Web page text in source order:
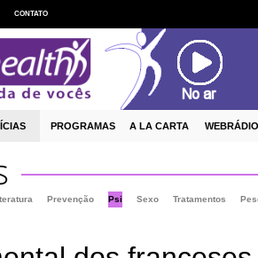
Prevenção Psi Sexo Tratamentos
CONTATO
PROGRAMAS A LA CARTA